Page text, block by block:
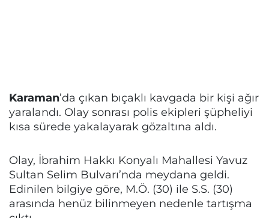
Karaman’da çıkan bıçaklı kavgada bir kişi ağır
yaralandı. Olay sonrası polis ekipleri şüpheliyi
kısa sürede yakalayarak gözaltına aldı.
Olay, İbrahim Hakkı Konyalı Mahallesi Yavuz
Sultan Selim Bulvarı’nda meydana geldi.
Edinilen bilgiye göre, M.Ö. (30) ile S.S. (30)
arasında henüz bilinmeyen nedenle tartışma